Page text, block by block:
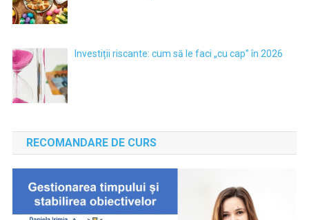
Investiții riscante: cum să le faci „cu cap” în 2026
RECOMANDARE DE CURS